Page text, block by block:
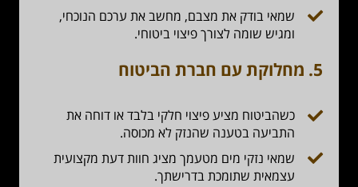
שמאי בודק את מצבם, מחשב את ערכם הנוכחי,
ומגיש שומה לצורך פיצוי ביטוחי.
5. מחלוקת עם חברת הביטוח
כשהביטוח מציע פיצוי חלקי בלבד או דוחה את
התביעה בטענה שהנזק לא מכוסה.
שמאי נזקי מים מטעמך מציג חוות דעת מקצועית
עצמאית שתומכת בדרישתך.